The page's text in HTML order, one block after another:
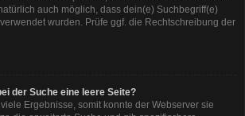
auch möglich, dass dein(e) Suchbegriff(e)
wurden. Prüfe ggf. die Rechtschreibung der
der Suche eine leere Seite?
Ergebnisse, somit konnte der Webserver sie